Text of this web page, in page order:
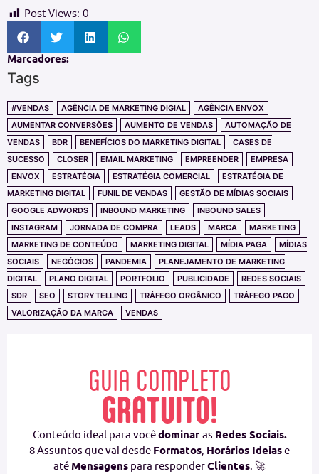
Post Views: 0
Marcadores:
Tags
#VENDAS AGÊNCIA DE MARKETING DIGIAL
AGÊNCIA ENVOX
AUMENTAR CONVERSÕES
AUMENTO DE VENDAS
AUTOMAÇÃO DE
VENDAS
BDR BENEFÍCIOS DO MARKETING DIGITAL
CASES DE
SUCESSO
CLOSER EMAIL MARKETING EMPREENDER
EMPRESA
ENVOX
ESTRATÉGIA ESTRATÉGIA COMERCIAL
ESTRATÉGIA DE
MARKETING DIGITAL
FUNIL DE VENDAS
GESTÃO DE MÍDIAS SOCIAIS
GOOGLE ADWORDS
INBOUND MARKETING
INBOUND SALES
INSTAGRAM
JORNADA DE COMPRA LEADS MARCA
MARKETING
MARKETING DE CONTEÚDO
MARKETING DIGITAL MÍDIA PAGA
MÍDIAS
SOCIAIS
NEGÓCIOS PANDEMIA
PLANEJAMENTO DE MARKETING
DIGITAL
PLANO DIGITAL PORTFOLIO PUBLICIDADE
REDES SOCIAIS
SDR
SEO STORYTELLING TRÁFEGO ORGÂNICO
TRÁFEGO PAGO
VALORIZAÇÃO DA MARCA
VENDAS
GUIA COMPLETO
GRATUITO!
Conteúdo ideal para vocêdominar as Redes Sociais.
8 Assuntos que vai desde Formatos, Horários Ideiase
até Mensagens para responderClientes. 🚀